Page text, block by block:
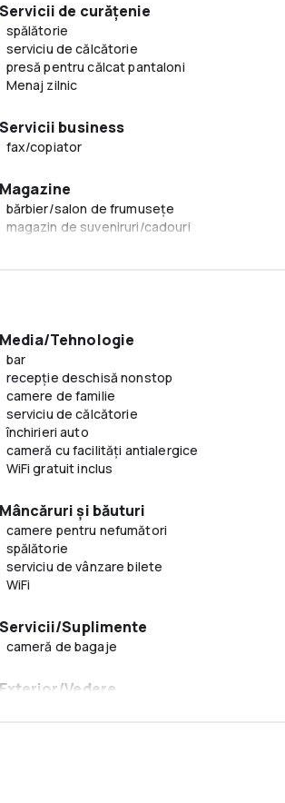
Servicii de curățenie
spălătorie
serviciu de călcătorie
presă pentru călcat pantaloni
Menaj zilnic
Servicii business
fax/copiator
Magazine
bărbier/salon de frumuseţe
magazin de suveniruri/cadouri
camere de familie
camere izolate fonic
încălzire
cameră cu facilităţi antialergice
aer condiţionat
zonă pentru fumători
Media/Tehnologie
bar
recepţie deschisă nonstop
camere de familie
serviciu de călcătorie
închirieri auto
cameră cu facilităţi antialergice
WiFi gratuit inclus
Mâncăruri și băuturi
camere pentru nefumători
spălătorie
serviciu de vânzare bilete
WiFi
Servicii/Suplimente
cameră de bagaje
Exterior/Vedere